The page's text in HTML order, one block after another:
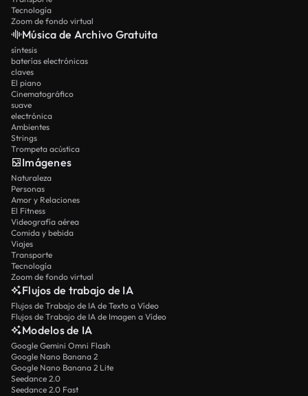
Tecnología
Zoom de fondo virtual
Música de Archivo Gratuita
síntesis
baterías electrónicas
claves
El piano
Cinematográfico
suave
electrónica
Ambientes
Strings
Trompeta acústica
Imágenes
Naturaleza
Personas
Amor y Relaciones
El Fitness
Videografía aérea
Comida y bebida
Viajes
Transporte
Tecnología
Zoom de fondo virtual
Flujos de trabajo de IA
Flujos de Trabajo de IA de Texto a Vídeo
Flujos de Trabajo de IA de Imagen a Vídeo
Modelos de IA
Google Gemini Omni Flash
Google Nano Banana 2
Google Nano Banana 2 Lite
Seedance 2.0
Seedance 2.0 Fast